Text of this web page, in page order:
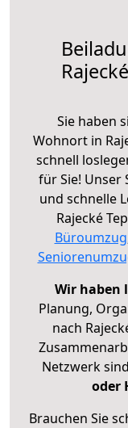
Sie haben
Wohnort in
schnell
für Sie! Unser
und schnelle
Rajecké
Büroumzug
Wir haben
Planung,
nach
Netzwerk
oder
Brauchen Sie